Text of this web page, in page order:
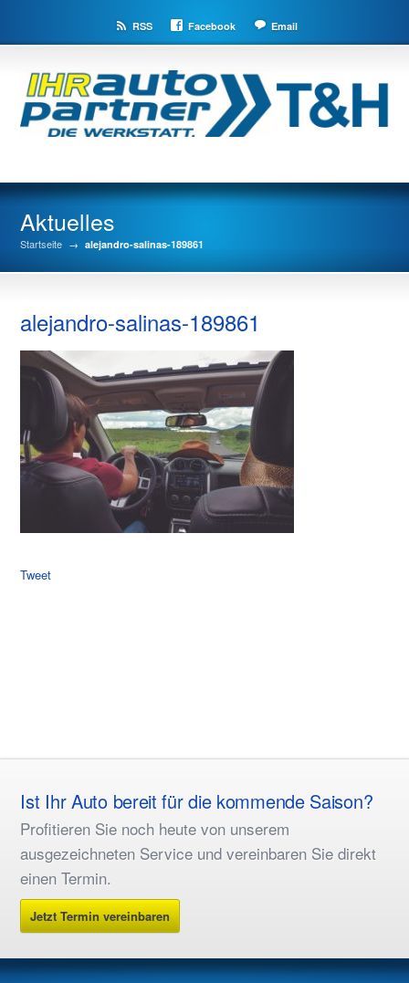
RSS Facebook Email
Aktuelles
Startseite → alejandro-salinas-189861
alejandro-salinas-189861
Tweet
Ist Ihr Auto bereit für die kommende Saison?
Profitieren Sie noch heute von unserem
ausgezeichneten Service und vereinbaren Sie direkt
einen Termin.
Jetzt Termin vereinbaren